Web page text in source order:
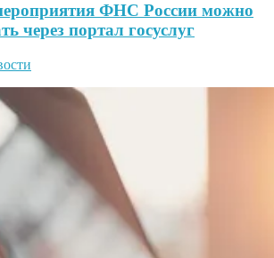
ФНС России можно
через портал госуслуг